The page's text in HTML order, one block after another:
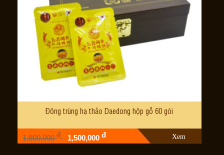
Đông trùng hạ thảo Daedong hộp gỗ 60 gói
1,800,000đ 1,500,000đ Xem